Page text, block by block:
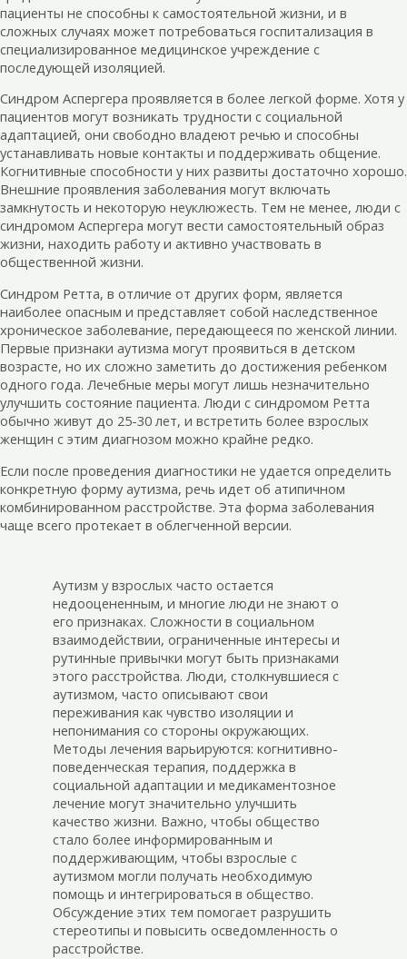
пациенты не способны к самостоятельной жизни, и в
сложных случаях может потребоваться госпитализация в
специализированное медицинское учреждение с
последующей изоляцией.
Синдром Аспергера проявляется в более легкой форме. Хотя у
пациентов могут возникать трудности с социальной
адаптацией, они свободно владеют речью и способны
устанавливать новые контакты и поддерживать общение.
Когнитивные способности у них развиты достаточно хорошо.
Внешние проявления заболевания могут включать
замкнутость и некоторую неуклюжесть. Тем не менее, люди с
синдромом Аспергера могут вести самостоятельный образ
жизни, находить работу и активно участвовать в
общественной жизни.
Синдром Ретта, в отличие от других форм, является
наиболее опасным и представляет собой наследственное
хроническое заболевание, передающееся по женской линии.
Первые признаки аутизма могут проявиться в детском
возрасте, но их сложно заметить до достижения ребенком
одного года. Лечебные меры могут лишь незначительно
улучшить состояние пациента. Люди с синдромом Ретта
обычно живут до 25-30 лет, и встретить более взрослых
женщин с этим диагнозом можно крайне редко.
Если после проведения диагностики не удается определить
конкретную форму аутизма, речь идет об атипичном
комбинированном расстройстве. Эта форма заболевания
чаще всего протекает в облегченной версии.
Аутизм у взрослых часто остается
недооцененным, и многие люди не знают о
его признаках. Сложности в социальном
взаимодействии, ограниченные интересы и
рутинные привычки могут быть признаками
этого расстройства. Люди, столкнувшиеся с
аутизмом, часто описывают свои
переживания как чувство изоляции и
непонимания со стороны окружающих.
Методы лечения варьируются: когнитивно-
поведенческая терапия, поддержка в
социальной адаптации и медикаментозное
лечение могут значительно улучшить
качество жизни. Важно, чтобы общество
стало более информированным и
поддерживающим, чтобы взрослые с
аутизмом могли получать необходимую
помощь и интегрироваться в общество.
Обсуждение этих тем помогает разрушить
стереотипы и повысить осведомленность о
расстройстве.